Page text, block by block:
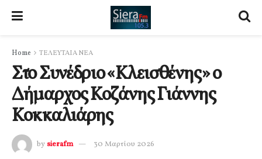
Home ΤΕΛΕΥΤΑΙΑ ΝΕΑ
Στο Συνέδριο «Κλεισθένης» ο
Δήμαρχος Κοζάνης Γιάννης
Κοκκαλιάρης
by sierafm 30 Μαρτίου 2026